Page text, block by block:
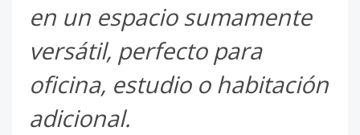
en un espacio sumamente
versátil, perfecto para
oficina, estudio o habitación
adicional.